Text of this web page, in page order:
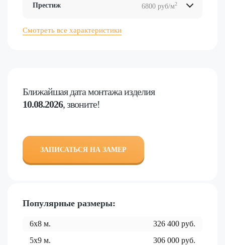
Ближайшая датамонтажа изделия
10.08.2026, звоните!
ЗАПИСАТЬСЯ НА ЗАМЕР
Популярные размеры:
6x8 м. 326 400 руб.
5x9 м. 306 000 руб.
Престиж 6800 руб/м2
Смотреть все характеристики